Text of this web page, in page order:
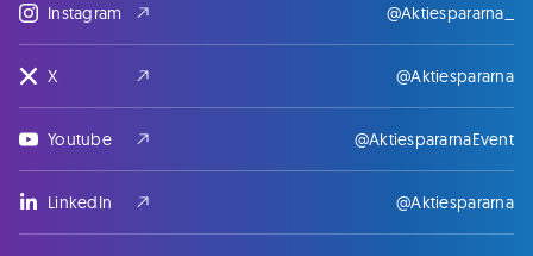
Instagram @Aktiespararna_
X @Aktiespararna
Youtube @AktiespararnaEvent
LinkedIn @Aktiespararna